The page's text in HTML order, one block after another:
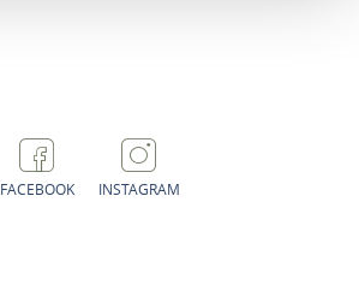
FACEBOOK INSTAGRAM